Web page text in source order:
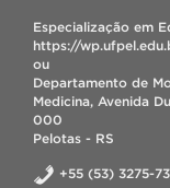
Especialização em
https://
ou
Departamento de
Medicina, Avenida
000
Pelotas - RS
+55 (53) 3275-